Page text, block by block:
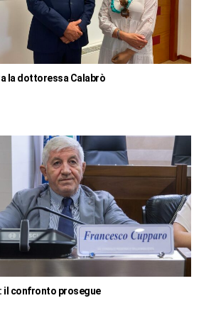
la dottoressa Calabrò
il confronto prosegue